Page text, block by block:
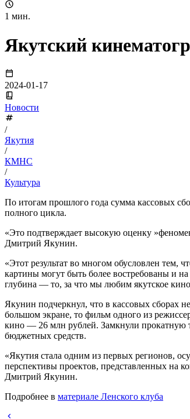
1 мин.
Якутский
2024-01-17
Новости
/
Якутия
/
КМНС
/
Культура
По итогам прошлого года сумма кассовых
полного цикла.
«Это подтверждает высокую оценку
Дмитрий Якунин.
«Этот результат во многом обусловлен
картины могут быть более востребованы и
глубина — то, за что мы любим якутское
Якунин подчеркнул, что в кассовых сборах
большом экране, то фильм одного из
кино — 26 млн рублей. Замкнули прокатную
бюджетных средств.
«Якутия стала одним из первых регионов,
перспективы проектов, представленных на
Дмитрий Якунин.
Подробнее в материале Ленского клуба